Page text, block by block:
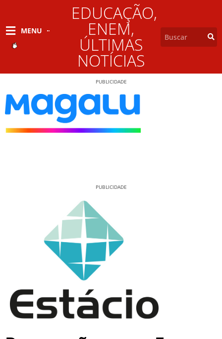
MENU
EDUCAÇÃO,
ENEM,
ÚLTIMAS
NOTÍCIAS
PUBLICIDADE
PUBLICIDADE